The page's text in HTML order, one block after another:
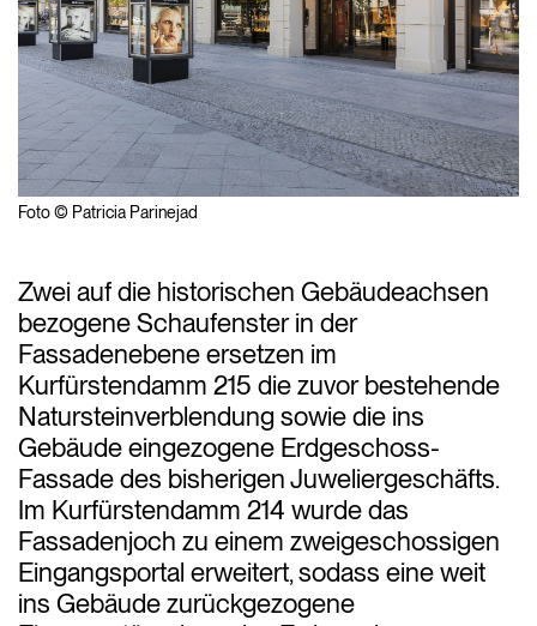
Foto © Patricia Parinejad
Zwei auf die historischen Gebäudeachsen
bezogene Schaufenster in der
Fassadenebene ersetzen im
Kurfürstendamm 215 die zuvor bestehende
Natursteinverblendung sowie die ins
Gebäude eingezogene Erdgeschoss-
Fassade des bisherigen Juweliergeschäfts.
Im Kurfürstendamm 214 wurde das
Fassadenjoch zu einem zweigeschossigen
Eingangsportal erweitert, sodass eine weit
ins Gebäude zurückgezogene